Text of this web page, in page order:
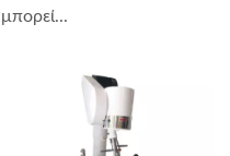
μπορεί...